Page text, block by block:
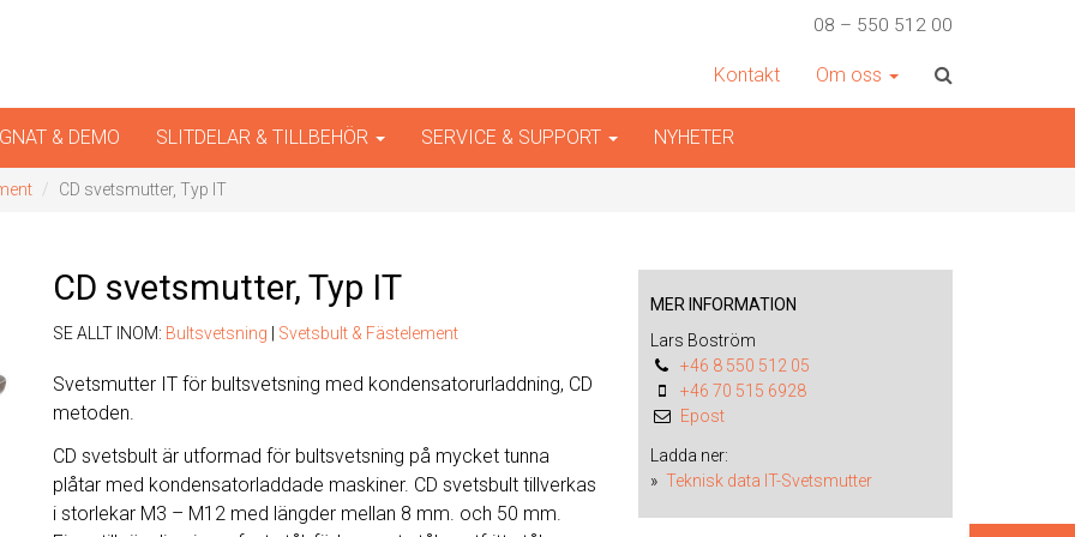
08 – 550 512 00
Kontakt Om oss
& DEMO SLITDELAR & TILLBEHÖR SERVICE & SUPPORT NYHETER
CD svetsmutter, Typ IT
CD svetsmutter, Typ IT
SE ALLT INOM: Bultsvetsning Svetsbult & Fästelement
Svetsmutter IT för bultsvetsning med kondensatorurladdning, CD
metoden.
CD svetsbult är utformad för bultsvetsning på mycket tunna
plåtar med kondensatorladdade maskiner. CD svetsbult tillverkas
i storlekar M3 – M12 med längder mellan 8 mm. och 50 mm.
MER INFORMATION
Lars Boström
+46 8 550 512 05
+46 70 515 6928
Epost
Ladda ner:
Teknisk data IT-Svetsmutter